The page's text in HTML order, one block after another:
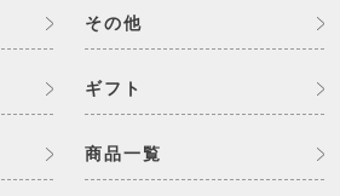
その他
ギフト
商品一覧